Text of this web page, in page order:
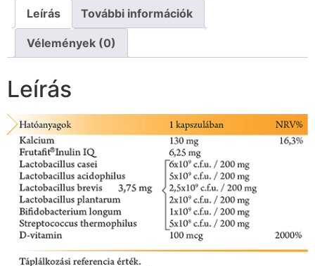
Leírás További információk
Vélemények (0)
Leírás